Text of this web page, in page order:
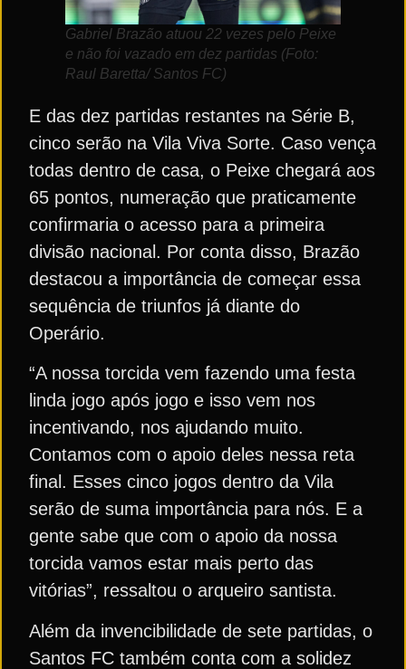
Gabriel Brazão atuou 22 vezes pelo Peixe
e não foi vazado em dez partidas (Foto:
Raul Baretta/ Santos FC)
E das dez partidas restantes na Série B,
cinco serão na Vila Viva Sorte. Caso vença
todas dentro de casa, o Peixe chegará aos
65 pontos, numeração que praticamente
confirmaria o acesso para a primeira
divisão nacional. Por conta disso, Brazão
destacou a importância de começar essa
sequência de triunfos já diante do
Operário.
“A nossa torcida vem fazendo uma festa
linda jogo após jogo e isso vem nos
incentivando, nos ajudando muito.
Contamos com o apoio deles nessa reta
final. Esses cinco jogos dentro da Vila
serão de suma importância para nós. E a
gente sabe que com o apoio da nossa
torcida vamos estar mais perto das
vitórias”, ressaltou o arqueiro santista.
Além da invencibilidade de sete partidas, o
Santos FC também conta com a solidez